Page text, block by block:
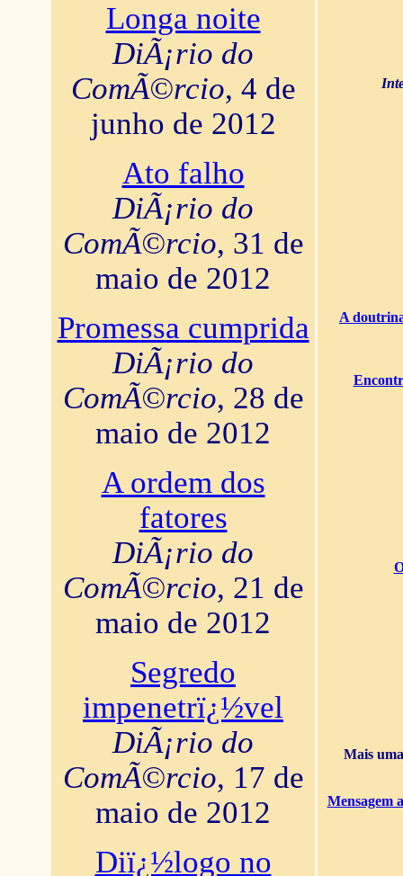
Longa noite
DiÃ¡rio do
ComÃ©rcio, 4 de
junho de 2012
Ato falho
DiÃ¡rio do
ComÃ©rcio, 31 de
maio de 2012
Promessa cumprida
DiÃ¡rio do
ComÃ©rcio, 28 de
maio de 2012
A ordem dos
fatores
DiÃ¡rio do
ComÃ©rcio, 21 de
maio de 2012
Segredo
impenetrï¿½vel
DiÃ¡rio do
ComÃ©rcio, 17 de
maio de 2012
Diï¿½logo no
A
Mais
Mensagem